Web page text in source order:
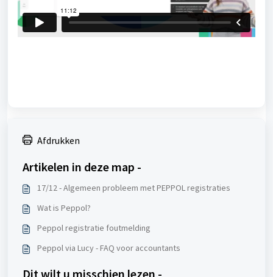
Afdrukken
Artikelen in deze map -
17/12 - Algemeen probleem met PEPPOL registraties
Wat is Peppol?
Peppol registratie foutmelding
Peppol via Lucy - FAQ voor accountants
Dit wilt u misschien lezen -